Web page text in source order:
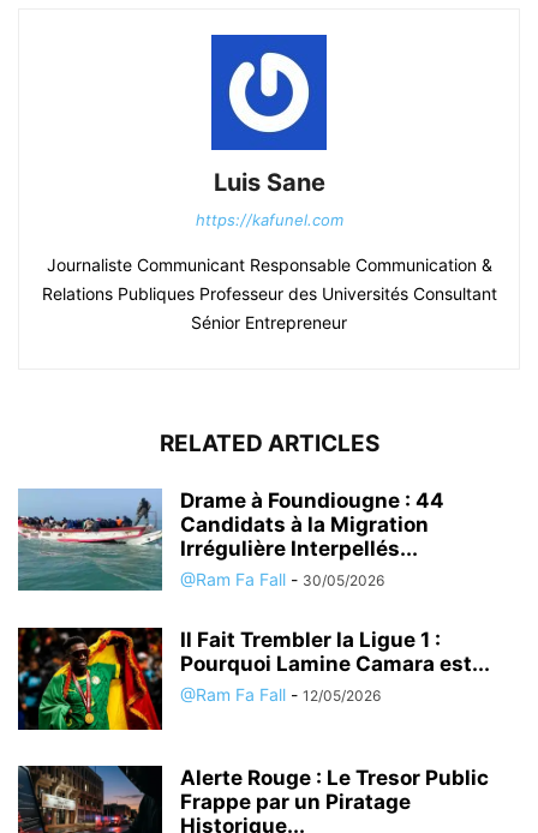
Luis Sane
https://kafunel.com
Journaliste Communicant Responsable Communication &
Relations Publiques Professeur des Universités Consultant
Sénior Entrepreneur
RELATED ARTICLES
Drame à Foundiougne : 44
Candidats à la Migration
Irrégulière Interpellés...
@Ram Fa Fall - 30/05/2026
Il Fait Trembler la Ligue 1 :
Pourquoi Lamine Camara est...
@Ram Fa Fall - 12/05/2026
Alerte Rouge : Le Tresor Public
Frappe par un Piratage
Historique...